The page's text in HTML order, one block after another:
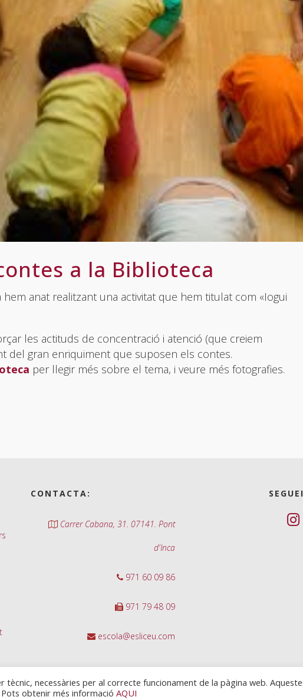
a la Biblioteca
anat realitzant una activitat que hem titulat com «Iogui
les actituds de concentració i atenció (que creiem
del gran enriquiment que suposen els contes.
per llegir més sobre el tema, i veure més fotografies.
CONTACTA:
Carrer Cabana, 31. 07141. Pont
d'Inca
971 60 09 86
971 79 48 09
escola@esliceu.com
necessàries per al correcte funcionament de la pàgina web.
obtenir més informació AQUI